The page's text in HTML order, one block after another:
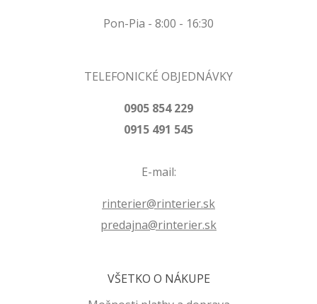
Pon-Pia - 8:00 - 16:30
TELEFONICKÉ OBJEDNÁVKY
0905 854 229
0915 491 545
E-mail:
rinterier@rinterier.sk
predajna@rinterier.sk
VŠETKO O NÁKUPE